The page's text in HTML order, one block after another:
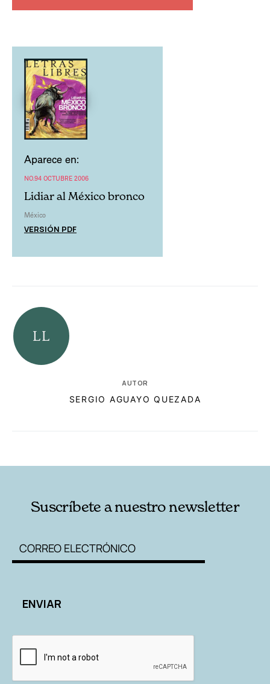
Aparece en:
NO.94 OCTUBRE 2006
Lidiar al México bronco
México
VERSIÓN PDF
AUTOR
SERGIO AGUAYO QUEZADA
Suscríbete a nuestro newsletter